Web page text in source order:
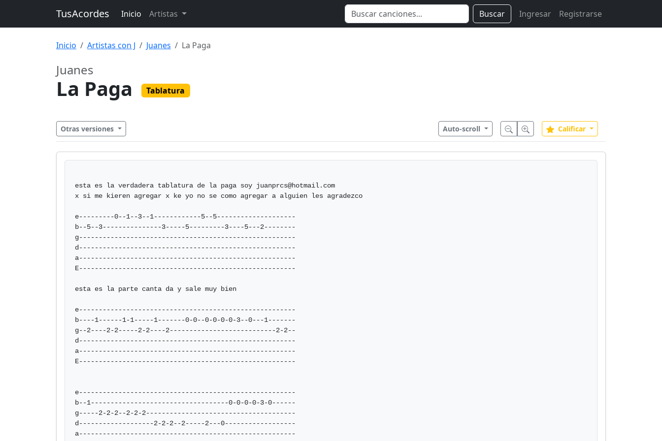
TusAcordes Inicio Artistas Buscar Ingresar Registrarse
Inicio Artistas con J Juanes La Paga
Juanes
La Paga Tablatura
Otras versiones Auto-scroll Calificar
esta es la verdadera tablatura de la paga soy juanprcs@hotmail.com
x si me kieren agregar x ke yo no se como agregar a alguien les agradezco
e---------0--1--3--1------------5--5--------------------
b--5--3---------------3-----5---------3----5---2--------
g-------------------------------------------------------
d-------------------------------------------------------
a-------------------------------------------------------
E-------------------------------------------------------
esta es la parte canta da y sale muy bien
e-------------------------------------------------------
b----1------1-1-----1-------0-0--0-0-0-0-3--0---1-------
g--2----2-2-----2-2----2---------------------------2-2--
d-------------------------------------------------------
a-------------------------------------------------------
E-------------------------------------------------------
e-------------------------------------------------------
b--1-----------------------------------0-0-0-0-3-0------
g-----2-2-2--2-2-2--------------------------------------
d-------------------2-2-2--2-----2---0------------------
a-------------------------------------------------------